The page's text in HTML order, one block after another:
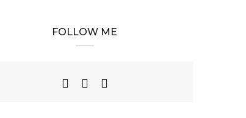
FOLLOW ME